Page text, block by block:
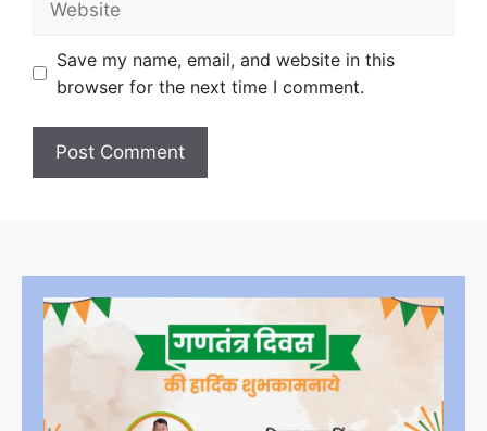
Save my name, email, and website in this
browser for the next time I comment.